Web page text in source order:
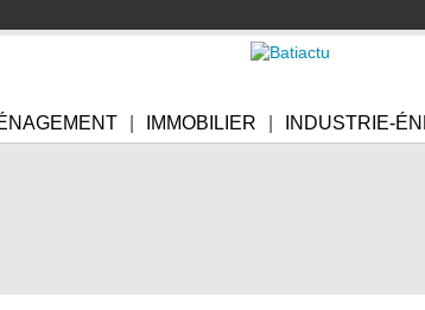
IMMOBILIER INDUSTRIE-